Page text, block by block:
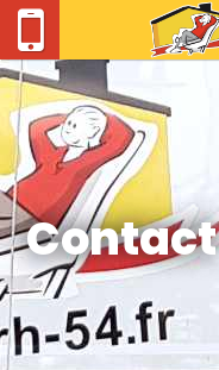
Contact